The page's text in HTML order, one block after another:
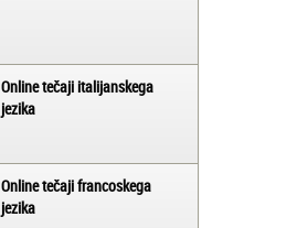
Online tečaji italijanskega
jezika
Online tečaji francoskega
jezika